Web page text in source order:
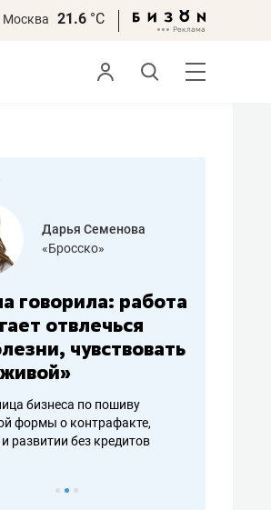
Москва 21.6 °С
Дарья Семенова
«Бросско»
говорила: работа
отвлечься
чувствовать
бизнеса по пошиву
формы о контрафакте,
развитии без кредитов